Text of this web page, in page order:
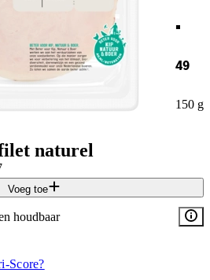
.
49
150 g
naturel
Voeg toe
houdbaar
Score?